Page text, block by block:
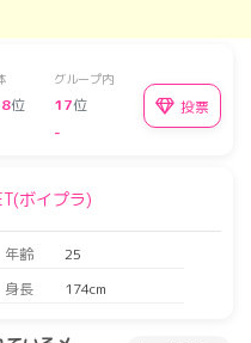
グループ内
位 17位
-
投票
ボイプラ)
年齢
25
身長 174cm